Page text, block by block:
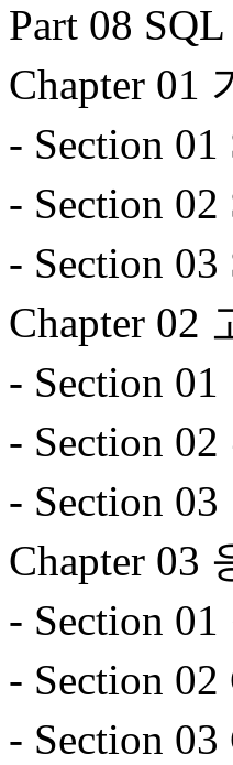
Part 08
Chapter 01
- Section
- Section
- Section
Chapter 02
- Section
- Section
- Section
Chapter 03
- Section
- Section
- Section